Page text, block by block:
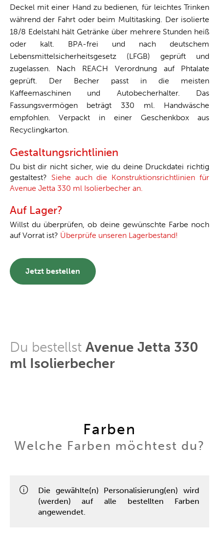
Deckel mit einer Hand zu bedienen, für leichtes Trinken
während der Fahrt oder beim Multitasking. Der isolierte
18/8 Edelstahl hält Getränke über mehrere Stunden heiß
oder kalt. BPA-frei und nach deutschem
Lebensmittelsicherheitsgesetz (LFGB) geprüft und
zugelassen. Nach REACH Verordnung auf Phtalate
geprüft. Der Becher passt in die meisten
Kaffeemaschinen und Autobecherhalter. Das
Fassungsvermögen beträgt 330 ml. Handwäsche
empfohlen. Verpackt in einer Geschenkbox aus
Recyclingkarton.
Gestaltungsrichtlinien
Du bist dir nicht sicher, wie du deine Druckdatei richtig
gestaltest? Siehe auch die Konstruktionsrichtlinien für
Avenue Jetta 330 ml Isolierbecher an.
Auf Lager?
Willst du überprüfen, ob deine gewünschte Farbe noch
auf Vorrat ist? Überprüfe unseren Lagerbestand!
Jetzt bestellen
Du bestellst Avenue Jetta 330
ml Isolierbecher
Farben
Welche Farben möchtest du?
Die gewählte(n) Personalisierung(en) wird
(werden) auf alle bestellten Farben
angewendet.